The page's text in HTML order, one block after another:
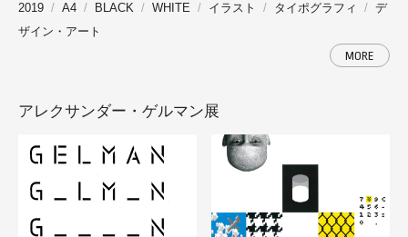
2019 A4 BLACK WHITE イラスト タイポグラフィ
デ
ザイン・アート
MORE
アレクサンダー・ゲルマン展